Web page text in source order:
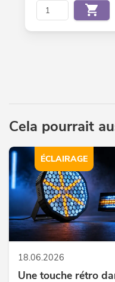
Cela pourrait
18.06.2026
Une touche rétro
ÉCLAIRAGE